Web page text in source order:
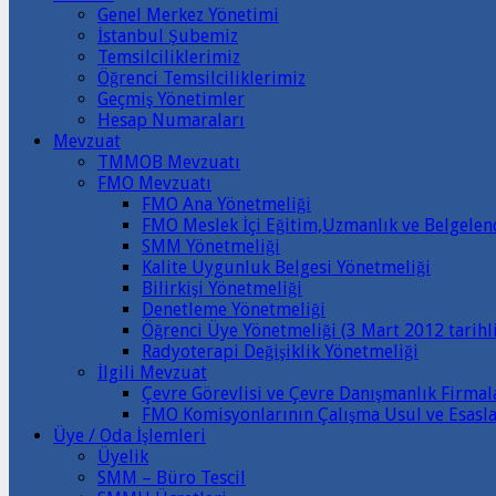
Genel Merkez Yönetimi
İstanbul Şubemiz
Temsilciliklerimiz
Öğrenci Temsilciliklerimiz
Geçmiş Yönetimler
Hesap Numaraları
Mevzuat
TMMOB Mevzuatı
FMO Mevzuatı
FMO Ana Yönetmeliği
FMO Meslek İçi Eğitim,Uzmanlık ve
SMM Yönetmeliği
Kalite Uygunluk Belgesi Yönetmeliği
Bilirkişi Yönetmeliği
Denetleme Yönetmeliği
Öğrenci Üye Yönetmeliği (3 Mart 2012
Radyoterapi Değişiklik Yönetmeliği
İlgili Mevzuat
Çevre Görevlisi ve Çevre Danışmanlık
FMO Komisyonlarının Çalışma Usul ve
Üye / Oda İşlemleri
Üyelik
SMM – Büro Tescil